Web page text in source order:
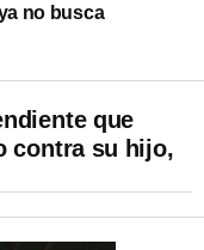
no busca
que
contra su hijo,